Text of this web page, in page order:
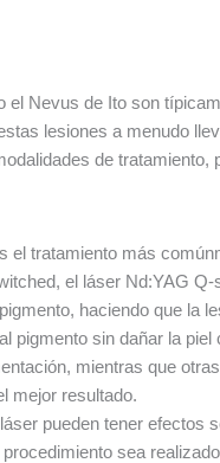
el Nevus de Ito son
lesiones a menudo
de
el tratamiento más
el láser Nd:YAG
haciendo que la
pigmento sin dañar la
mientras que
mejor resultado.
pueden tener efectos
sea